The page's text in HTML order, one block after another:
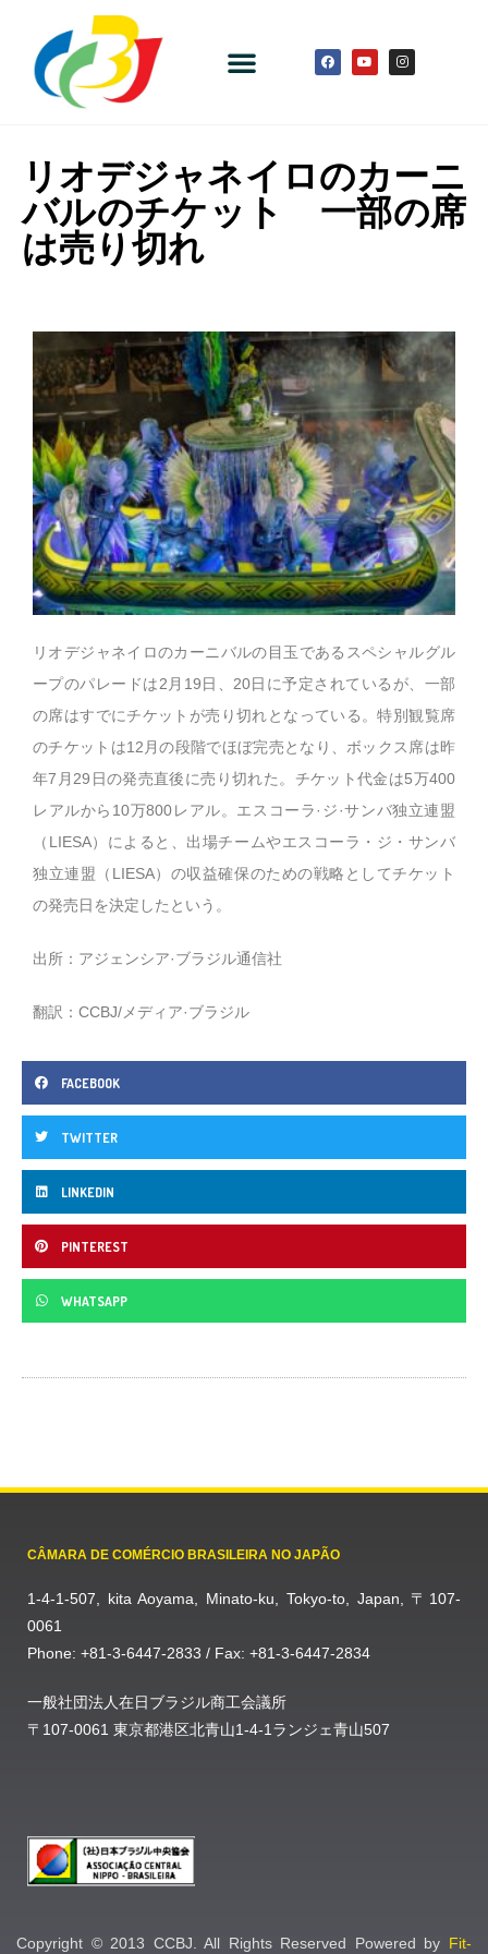
リオデジャネイロのカーニ
バルのチケット 一部の席
は売り切れ
リオデジャネイロのカーニバルの目玉であるスペシャルグル
ープのパレードは2月19日、20日に予定されているが、一部
の席はすでにチケットが売り切れとなっている。特別観覧席
のチケットは12月の段階でほぼ完売となり、ボックス席は昨
年7月29日の発売直後に売り切れた。チケット代金は5万400
レアルから10万800レアル。エスコーラ·ジ·サンバ独立連盟
（LIESA）によると、出場チームやエスコーラ・ジ・サンバ
独立連盟（LIESA）の収益確保のための戦略としてチケット
の発売日を決定したという。
出所：アジェンシア·ブラジル通信社
翻訳：CCBJ/メディア·ブラジル
FACEBOOK
TWITTER
LINKEDIN
PINTEREST
WHATSAPP
CÂMARA DE COMÉRCIO BRASILEIRA NO JAPÃO
1-4-1-507, kita Aoyama, Minato-ku, Tokyo-to, Japan, 〒107-
0061
Phone: +81-3-6447-2833 / Fax: +81-3-6447-2834
一般社団法人在日ブラジル商工会議所
〒107-0061 東京都港区北青山1-4-1ランジェ青山507
Copyright © 2013 CCBJ. All Rights Reserved Powered by Fit-